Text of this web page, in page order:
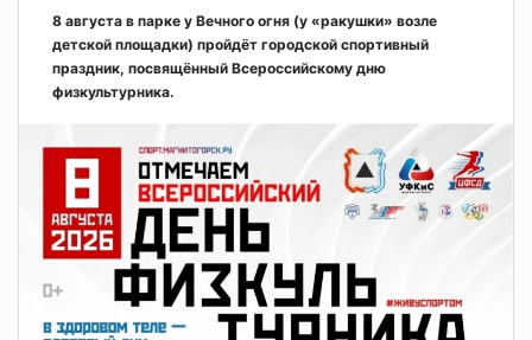
8 августа в парке у Вечного огня (у «ракушки» возле
детской площадки) пройдёт городской спортивный
праздник, посвящённый Всероссийскому дню
физкультурника.